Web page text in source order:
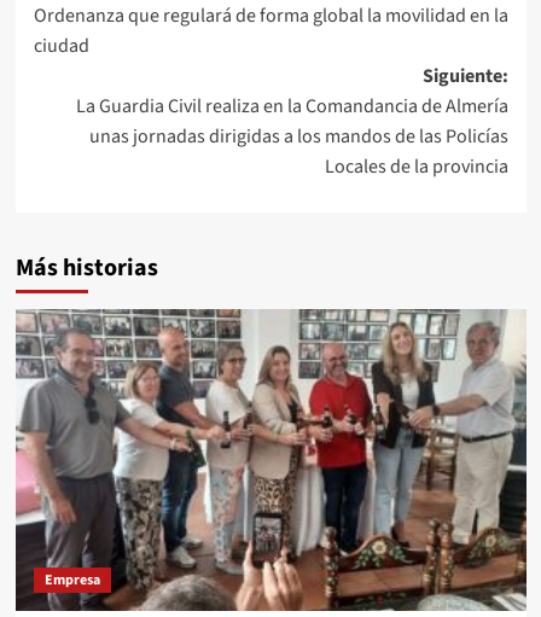
entradas
Ordenanza que regulará de forma global la movilidad en la
ciudad
Siguiente:
La Guardia Civil realiza en la Comandancia de Almería
unas jornadas dirigidas a los mandos de las Policías
Locales de la provincia
Más historias
Empresa